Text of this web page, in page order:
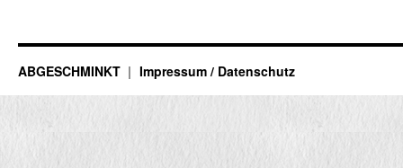
ABGESCHMINKT Impressum / Datenschutz